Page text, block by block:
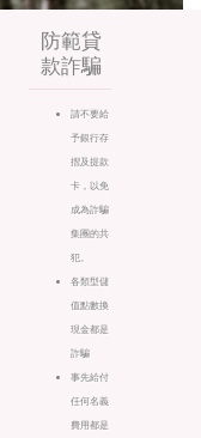
防範貸
款詐騙
請不要給
予銀行存
摺及提款
卡，以免
成為詐騙
集團的共
犯。
各類型儲
值點數換
現金都是
詐騙
事先給付
任何名義
費用都是